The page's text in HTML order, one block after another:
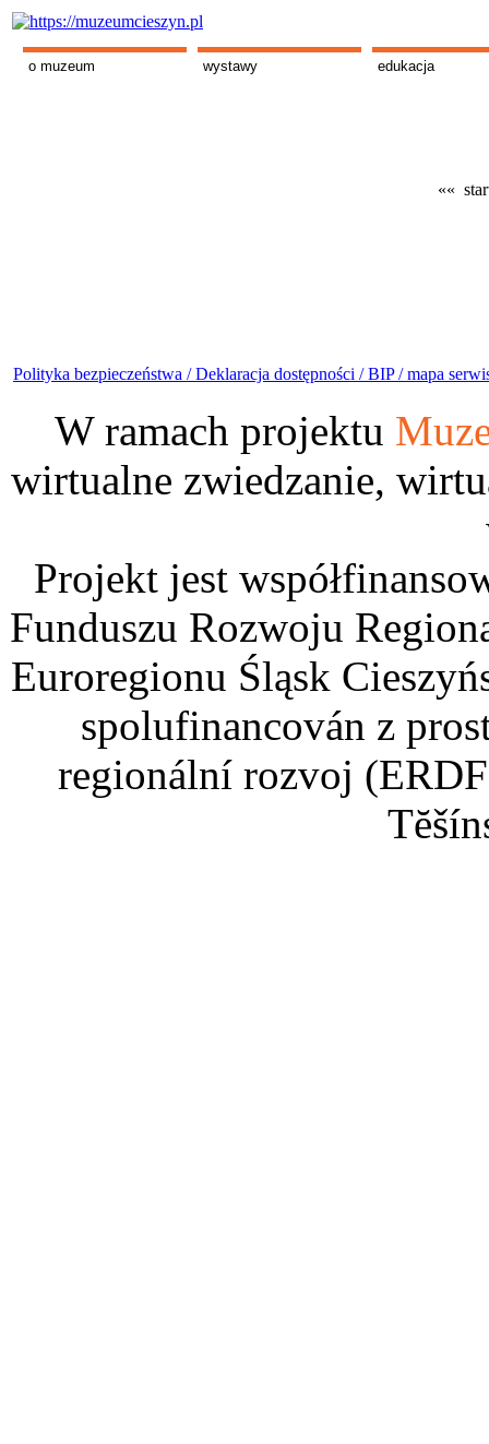
o muzeum wystawy edukacja
««
Polityka bezpieczeństwa /Deklaracja dostępności /BIP /mapa
W ramach projektu
wirtualne zwiedzanie,
Projekt jest
Funduszu Rozwoju
Euroregionu Śląsk
spolufinancován z
regionální rozvoj